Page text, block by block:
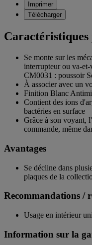
Imprimer
Télécharger
Se monte sur les
interrupteur ou va-
CM0031 : poussoir
À associer avec un
Finition Blanc
Contient des ions
bactéries en surface
Grâce à son voyant,
commande, même
Avantages
Se décline dans
plaques de la
Recommandations /
Usage en intérieur
Information sur la